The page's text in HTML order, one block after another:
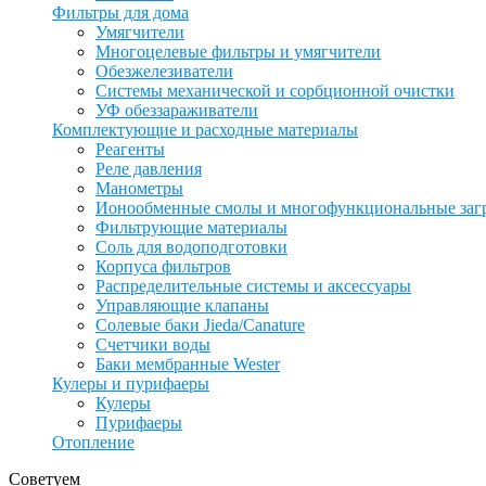
Фильтры для дома
Умягчители
Многоцелевые фильтры и умягчители
Обезжелезиватели
Системы механической и сорбционной очистки
УФ обеззараживатели
Комплектующие и расходные материалы
Реагенты
Реле давления
Манометры
Ионообменные смолы и многофункциональные
Фильтрующие материалы
Соль для водоподготовки
Корпуса фильтров
Распределительные системы и аксессуары
Управляющие клапаны
Солевые баки Jieda/Canature
Счетчики воды
Баки мембранные Wester
Кулеры и пурифаеры
Кулеры
Пурифаеры
Отопление
Советуем